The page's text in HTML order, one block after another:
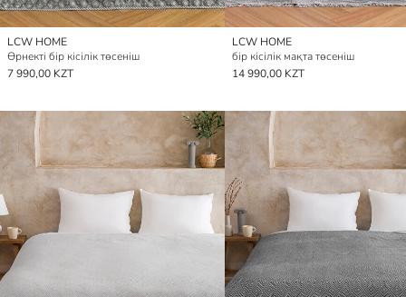
LCW HOME
Өрнекті бір кісілік төсеніш
7 990,00 KZT
LCW HOME
бір кісілік мақта төсеніш
14 990,00 KZT